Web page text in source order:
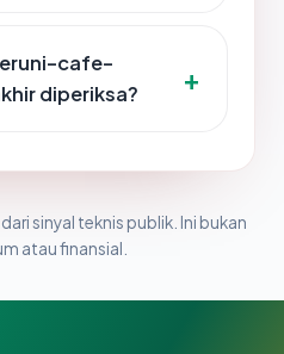
cafe-
diperiksa?
sinyal teknis publik. Ini bukan
atau finansial.